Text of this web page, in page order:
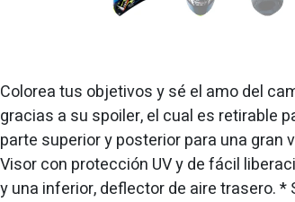
Colorea tus objetivos y sé el amo del
gracias a su spoiler, el cual es retirable
parte superior y posterior para una gran
Visor con protección UV y de fácil
y una inferior, deflector de aire trasero.